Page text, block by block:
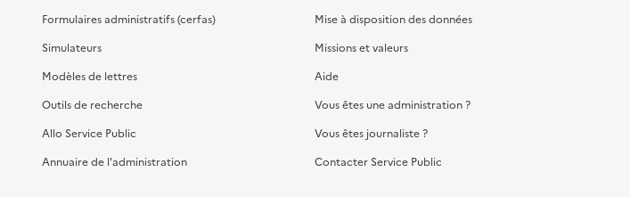
Formulaires administratifs (cerfas)
Simulateurs
Modèles de lettres
Outils de recherche
Allo Service Public
Annuaire de l'administration
Mise à disposition des données
Missions et valeurs
Aide
Vous êtes une administration ?
Vous êtes journaliste ?
Contacter Service Public